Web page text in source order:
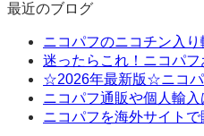
最近のブログ
ニコパフのニコチン入
迷ったらこれ！ニコパ
☆2026年最新版☆ニコパ
ニコパフ通販や個人輸
ニコパフを海外サイト